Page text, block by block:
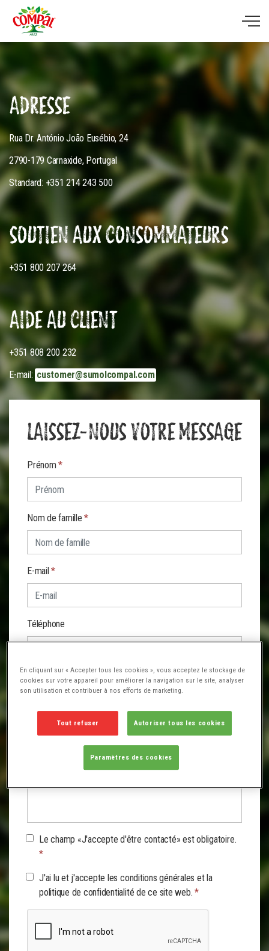
ADRESSE
Rua Dr. António João Eusébio, 24
2790-179 Carnaxide, Portugal
Standard: +351 214 243 500
SOUTIEN AUX CONSOMMATEURS
+351 800 207 264
AIDE AU CLIENT
+351 808 200 232
E-mail: customer@sumolcompal.com
LAISSEZ-NOUS VOTRE MESSAGE
Prénom*
Nom de famille*
E-mail*
Téléphone
Objet*
Le champ «J'accepte d'être contacté» est obligatoire.
*
J'ai lu et j'accepte les conditions générales et la
politique de confidentialité de ce site web.*
En cliquant sur « Accepter tous les cookies », vous acceptez le stockage de
cookies sur votre appareil pour améliorer la navigation sur le site, analyser
son utilisation et contribuer à nos efforts de marketing.
Tout refuser Autoriser tous les cookies
Paramètres des cookies